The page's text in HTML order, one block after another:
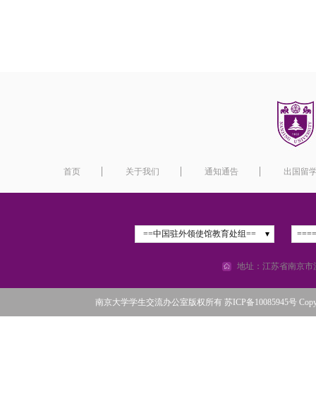
首页 关于我们 通知通告 出国留
==中国驻外领使馆教育处组==
地址：江苏省南京市
南京大学学生交流办公室版权所有 苏ICP备10085945号